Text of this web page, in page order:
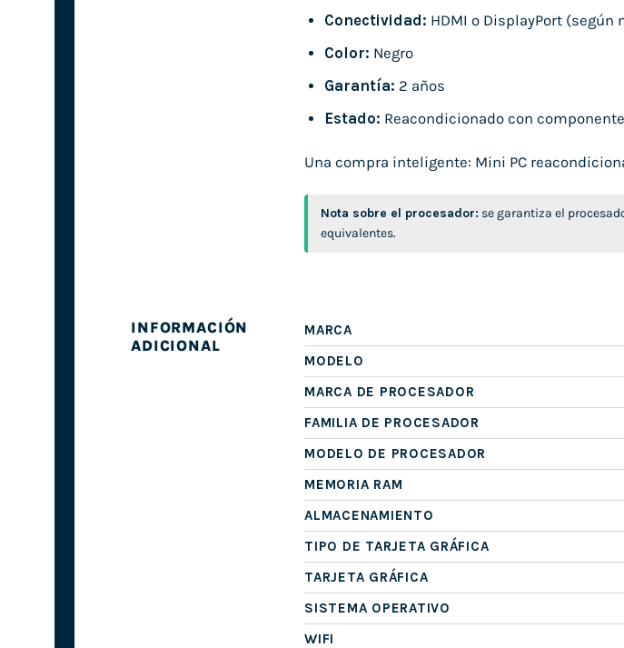
Conectividad: HDMI o DisplayPort (según
Color: Negro
Garantía: 2 años
Estado: Reacondicionado con
Una compra inteligente: Mini PC
Nota sobre el procesador: se garantiza el
equivalentes.
INFORMACIÓN
ADICIONAL
MARCA
MODELO
MARCA DE PROCESADOR
FAMILIA DE PROCESADOR
MODELO DE PROCESADOR
MEMORIA RAM
ALMACENAMIENTO
TIPO DE TARJETA GRÁFICA
TARJETA GRÁFICA
SISTEMA OPERATIVO
WIFI